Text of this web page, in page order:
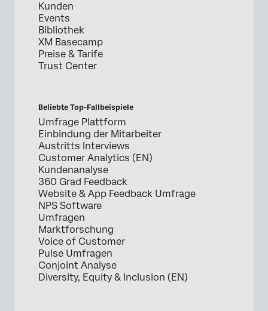
Kunden
Events
Bibliothek
XM Basecamp
Preise & Tarife
Trust Center
Beliebte Top-Fallbeispiele
Umfrage Plattform
Einbindung der Mitarbeiter
Austritts Interviews
Customer Analytics (EN)
Kundenanalyse
360 Grad Feedback
Website & App Feedback Umfrage
NPS Software
Umfragen
Marktforschung
Voice of Customer
Pulse Umfragen
Conjoint Analyse
Diversity, Equity & Inclusion (EN)